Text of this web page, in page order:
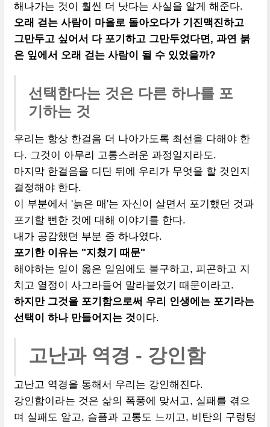
해나가는 것이 훨씬 더 낫다는 사실을 알게 해준다.
오래 걷는 사람이 마을로 돌아오다가 기진맥진하고
그만두고 싶어서 다 포기하고 그만두었다면, 과연 붉
은 잎에서 오래 걷는 사람이 될 수 있었을까?
선택한다는 것은 다른 하나를 포
기하는 것
우리는 항상 한걸음 더 나아가도록 최선을 다해야 한
다. 그것이 아무리 고통스러운 과정일지라도.
마지막 한걸음을 디딘 뒤에 우리가 무엇을 할 것인지
결정해야 한다.
이 부분에서 '늙은 매'는 자신이 살면서 포기했던 것과
포기할 뻔한 것에 대해 이야기를 한다.
내가 공감했던 부분 중 하나였다.
포기한 이유는 "지쳤기 때문"
해야하는 일이 옳은 일임에도 불구하고, 피곤하고 지
치고 열정이 사그라들어 말라붙었기 때문이라고.
하지만 그것을 포기함으로써 우리 인생에는 포기라는
선택이 하나 만들어지는 것이다.
고난과 역경 - 강인함
고난고 역경을 통해서 우리는 강인해진다.
강인함이라는 것은 삶의 폭풍에 맞서고, 실패를 겪으
며 실패도 알고, 슬픔과 고통도 느끼고, 비탄의 구렁텅